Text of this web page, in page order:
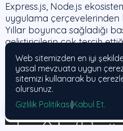
Express.js, Node.js
uygulama çerçevelerinden
Yıllar boyunca sağladığı
geliştiricilerin çok tercih
Web sitemizden en iyi
yasal mevzuata uygun
sitemizi kullanarak bu
olursunuz.
Gizlilik Politikası Kabul Et.